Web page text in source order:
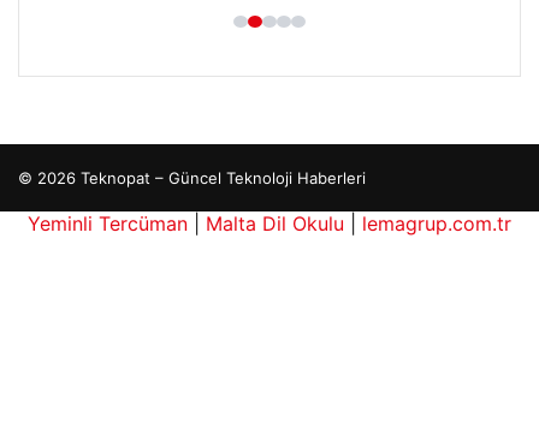
© 2026 Teknopat – Güncel Teknoloji Haberleri
Yeminli Tercüman Malta Dil Okulu
lemagrup.com.tr